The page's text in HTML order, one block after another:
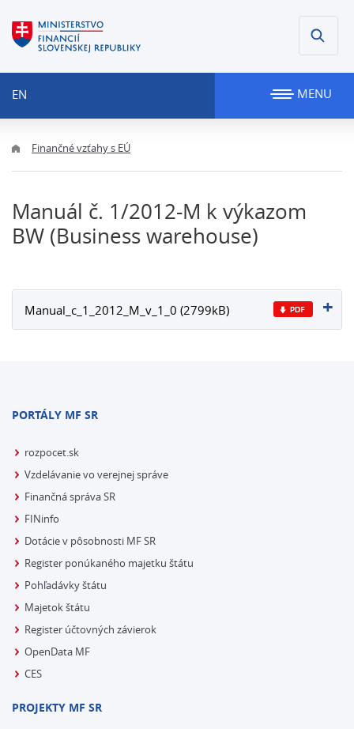
EN MENU
Finančné vzťahy s EÚ
Manuál č. 1/2012-M k výkazom
BW (Business warehouse)
Manual_c_1_2012_M_v_1_0 (2799kB)
PORTÁLY MF SR
rozpocet.sk
Vzdelávanie vo verejnej správe
Finančná správa SR
FINinfo
Dotácie v pôsobnosti MF SR
Register ponúkaného majetku štátu
Pohľadávky štátu
Majetok štátu
Register účtovných závierok
OpenData MF
CES
PROJEKTY MF SR